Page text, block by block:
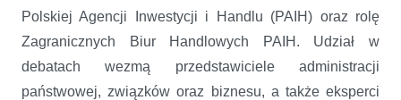
Polskiej Agencji Inwestycji i Handlu (PAIH) oraz rolę
Zagranicznych Biur Handlowych PAIH. Udział w
debatach wezmą przedstawiciele administracji
państwowej, związków oraz biznesu, a także eksperci